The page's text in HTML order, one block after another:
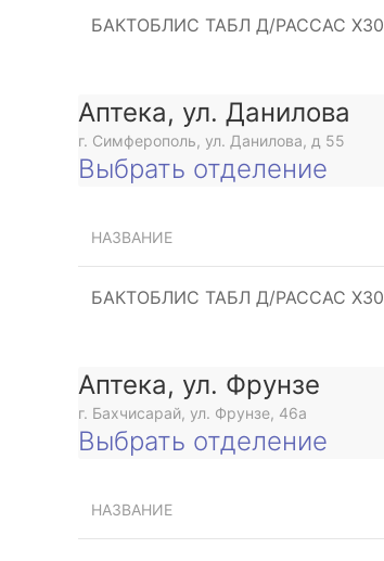
БАКТОБЛИС ТАБЛ Д/РАССАС Х30
Аптека, ул. Данилова
г. Симферополь, ул. Данилова, д 55
Выбрать отделение
НАЗВАНИЕ
БАКТОБЛИС ТАБЛ Д/РАССАС Х30
Аптека, ул. Фрунзе
г. Бахчисарай, ул. Фрунзе, 46а
Выбрать отделение
НАЗВАНИЕ